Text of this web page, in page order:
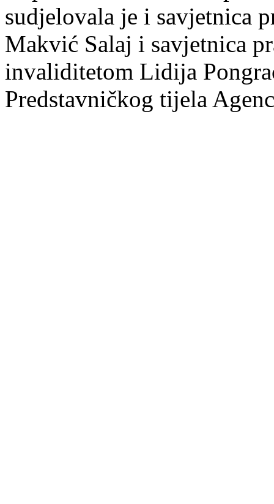
sudjelovala je i savjetnica
Makvić Salaj i savjetnica
invaliditetom Lidija
Predstavničkog tijela